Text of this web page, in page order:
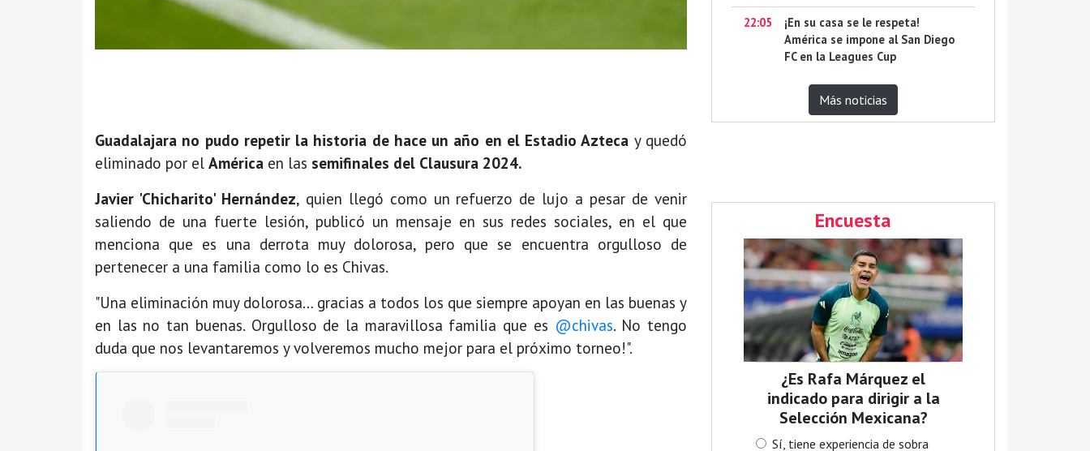
Guadalajara no pudo repetir la historia de hace un año en el Estadio Azteca y quedó
eliminado por el América en las semifinales del Clausura 2024.
Javier 'Chicharito' Hernández, quien llegó como un refuerzo de lujo a pesar de venir
saliendo de una fuerte lesión, publicó un mensaje en sus redes sociales, en el que
menciona que es una derrota muy dolorosa, pero que se encuentra orgulloso de
pertenecer a una familia como lo es Chivas.
"Una eliminación muy dolorosa… gracias a todos los que siempre apoyan en las buenas y
en las no tan buenas. Orgulloso de la maravillosa familia que es @chivas. No tengo
duda que nos levantaremos y volveremos mucho mejor para el próximo torneo!".
22:05
¡En su casa se le respeta!
América se impone al San Diego
FC en la Leagues Cup
Más noticias
Encuesta
¿Es Rafa Márquez el
indicado para dirigir a la
Selección Mexicana?
Sí, tiene experiencia de sobra